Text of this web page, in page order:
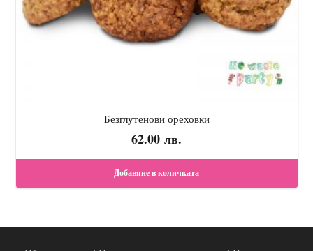
Безглутенови ореховки
62.00 лв.
Добавяне в количката